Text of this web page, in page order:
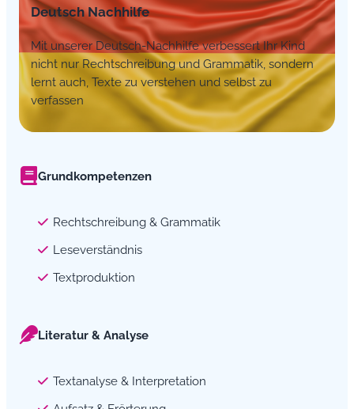
Deutsch Nachhilfe
Mit unserer Deutsch-Nachhilfe verbessert Ihr Kind
nicht nur Rechtschreibung und Grammatik, sondern
lernt auch, Texte zu verstehen und selbst zu
verfassen
Grundkompetenzen
Rechtschreibung & Grammatik
Leseverständnis
Textproduktion
Literatur & Analyse
Textanalyse & Interpretation